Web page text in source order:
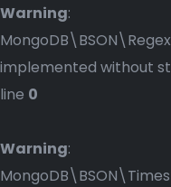
Warning:
implemented without
line 0
Warning: